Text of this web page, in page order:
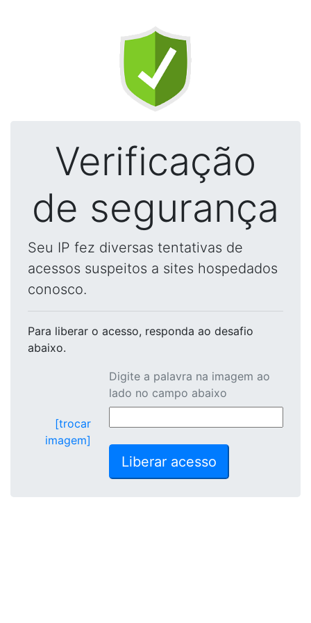
Verificação
de segurança
Seu IP fez diversas tentativas de
acessos suspeitos a sites hospedados
conosco.
Para liberar o acesso, responda ao desafio
abaixo.
[trocar
imagem]
Digite a palavra na imagem ao
lado no campo abaixo